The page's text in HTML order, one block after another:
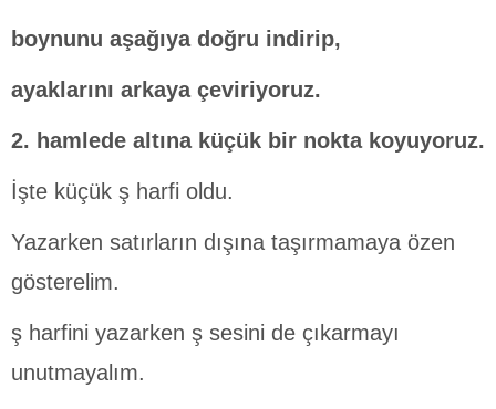
boynunu aşağıya doğru indirip,
ayaklarını arkaya çeviriyoruz.
2. hamlede altına küçük bir nokta koyuyoruz.
İşte küçük ş harfi oldu.
Yazarken satırların dışına taşırmamaya özen
gösterelim.
ş harfini yazarken ş sesini de çıkarmayı
unutmayalım.